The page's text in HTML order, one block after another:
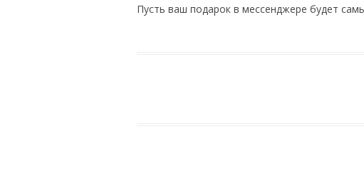
Пусть ваш подарок в мессенджере будет